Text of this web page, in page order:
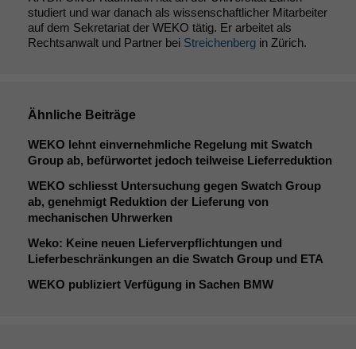
studiert und war danach als wissenschaftlicher Mitarbeiter
auf dem Sekretariat der WEKO tätig. Er arbeitet als
Rechtsanwalt und Partner bei Streichenberg in Zürich.
Ähnliche Beiträge
WEKO lehnt einvernehmliche Regelung mit Swatch
Group ab, befürwortet jedoch teilweise Lieferreduktion
WEKO schliesst Untersuchung gegen Swatch Group
ab, genehmigt Reduktion der Lieferung von
mechanischen Uhrwerken
Weko: Keine neuen Lieferverpflichtungen und
Lieferbeschränkungen an die Swatch Group und ETA
WEKO publiziert Verfügung in Sachen BMW